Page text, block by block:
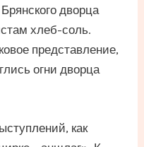
дворца
хлеб-соль.
представление,
огни дворца
как